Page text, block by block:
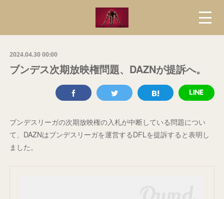
2024.04.30 00:00
ブンデス次期放映権問題、DAZNが提訴へ。
ブンデスリーガの次期放映権の入札が中断している問題につい
て、DAZNはブンデスリーガを運営するDFLを提訴すると表明し
ました。